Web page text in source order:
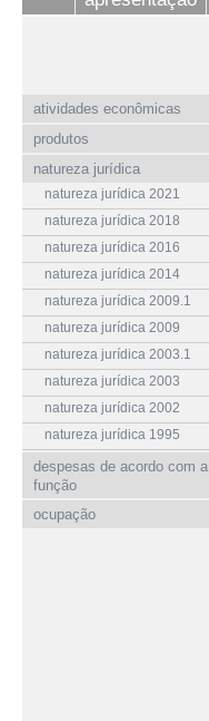
atividades econômicas
produtos
natureza jurídica
natureza jurídica 2021
natureza jurídica 2018
natureza jurídica 2016
natureza jurídica 2014
natureza jurídica 2009.1
natureza jurídica 2009
natureza jurídica 2003.1
natureza jurídica 2003
natureza jurídica 2002
natureza jurídica 1995
despesas de acordo com a
função
ocupação